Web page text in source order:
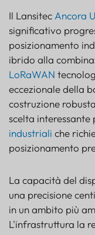
Il Lansitec Ancora
significativo
posizionamento
ibrido alla
LoRaWAN
eccezionale della
costruzione
scelta interessante
industriali che
posizionamento
La capacità del
una precisione
in un ambito più
L'infrastruttura la